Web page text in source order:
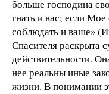
больше господина
гнать и вас; если
соблюдать и ваше»
Спасителя раскрыта
действительности.
нее реальны иные
жизни. В понимании